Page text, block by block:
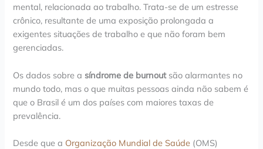
mental, relacionada ao trabalho. Trata-se de um estresse
crônico, resultante de uma exposição prolongada a
exigentes situações de trabalho e que não foram bem
gerenciadas.
Os dados sobre a síndrome de burnoutsão alarmantes no
mundo todo, mas o que muitas pessoas ainda não sabem é
que o Brasil é um dos países com maiores taxas de
prevalência.
Desde que a Organização Mundial de Saúde (OMS)